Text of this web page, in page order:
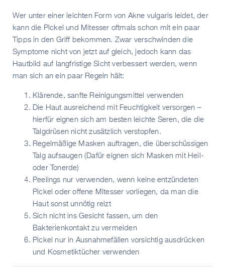
Wer unter einer leichten Form von Akne vulgaris leidet, der
kann die Pickel und Mitesser oftmals schon mit ein paar
Tipps in den Griff bekommen. Zwar verschwinden die
Symptome nicht von jetzt auf gleich, jedoch kann das
Hautbild auf langfristige Sicht verbessert werden, wenn
man sich an ein paar Regeln hält:
Klärende, sanfte Reinigungsmittel verwenden
Die Haut ausreichend mit Feuchtigkeit versorgen –
hierfür eignen sich am besten leichte Seren, die die
Talgdrüsen nicht zusätzlich verstopfen.
Regelmäßige Masken auftragen, die überschüssigen
Talg aufsaugen (Dafür eignen sich Masken mit Heil-
oder Tonerde)
Peelings nur verwenden, wenn keine entzündeten
Pickel oder offene Mitesser vorliegen, da man die
Haut sonst unnötig reizt
Sich nicht ins Gesicht fassen, um den
Bakterienkontakt zu vermeiden
Pickel nur in Ausnahmefällen vorsichtig ausdrücken
und Kosmetiktücher verwenden